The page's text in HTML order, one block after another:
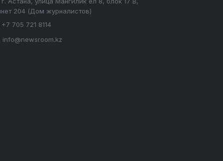
204 (Дом журналистов)
+7 705 721 8114
info@newsroom.kz